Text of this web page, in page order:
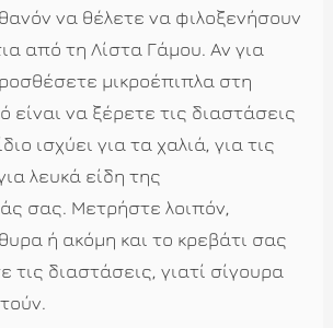
να θέλετε να φιλοξενήσουν
από τη Λίστα Γάμου. Αν για
μικροέπιπλα στη
είναι να ξέρετε τις διαστάσεις
ισχύει για τα χαλιά, για τις
λευκά είδη της
σας. Μετρήστε λοιπόν,
ή ακόμη και το κρεβάτι σας
τις διαστάσεις, γιατί σίγουρα